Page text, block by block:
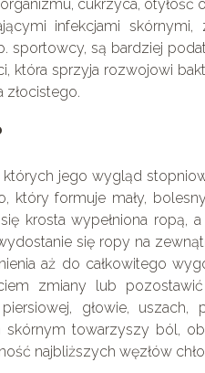
cukrzyca, otyłość
infekcjami
sportowcy, są bardziej
która sprzyja rozwojowi
złocistego.
jego wygląd
który formuje mały,
krosta wypełniona ropą,
się ropy na
aż do całkowitego
zmiany lub
głowie, uszach,
towarzyszy ból,
najbliższych węzłów